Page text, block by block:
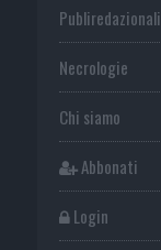
Publiredazionali
Necrologie
Chi siamo
Abbonati
Login